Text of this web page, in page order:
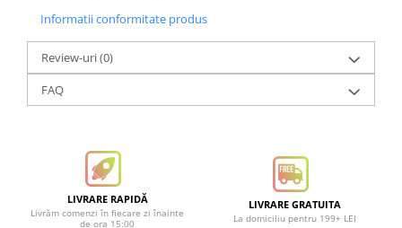
Informatii conformitate produs
Review-uri(0)
FAQ
LIVRARE RAPIDĂ
Livrăm comenzi în fiecare zi înainte
de ora 15:00
LIVRARE GRATUITA
La domiciliu pentru 199+ LEI